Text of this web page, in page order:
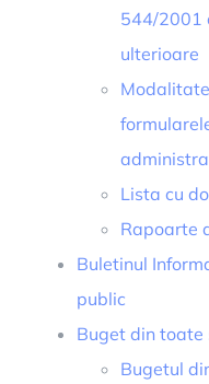
544/2001
ulterioare
Lista cu
Rapoarte
Buletinul
public
Buget din toate
Bugetul